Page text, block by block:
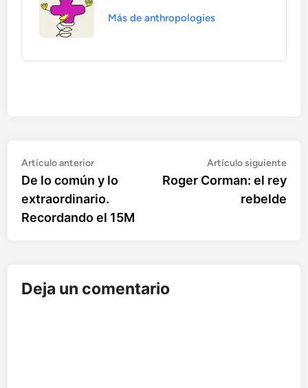
Más de anthropologies
Navegación
de
entradas
Artículo anteriorArtículo
anterior:
De lo común y lo
extraordinario.
Recordando el 15M
Artículo siguiente
Roger Corman: el rey
rebelde
Deja un comentario